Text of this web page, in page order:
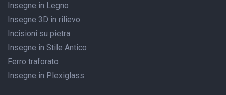
Insegne in Legno
Insegne 3D in rilievo
Incisioni su pietra
Insegne in Stile Antico
Ferro traforato
Insegne in Plexiglass